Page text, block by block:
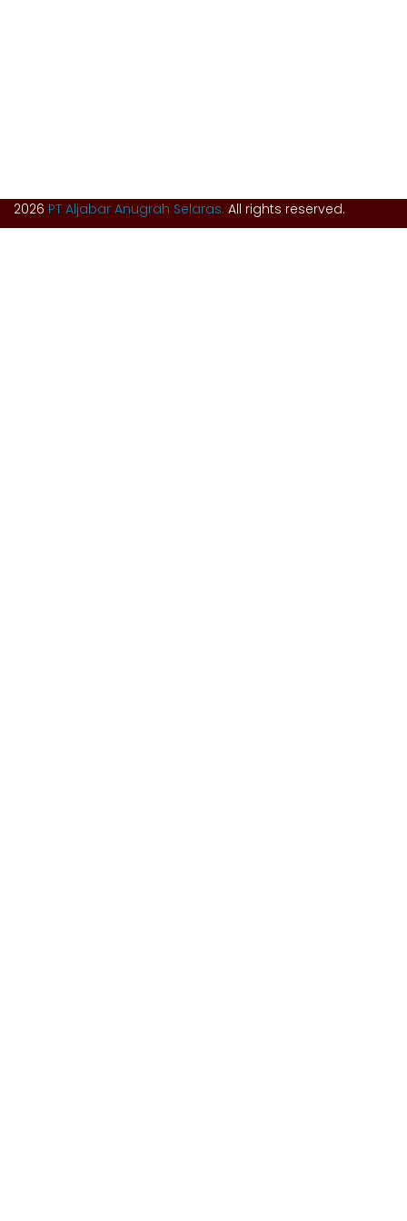
2026 PT Aljabar Anugrah Selaras. All rights reserved.